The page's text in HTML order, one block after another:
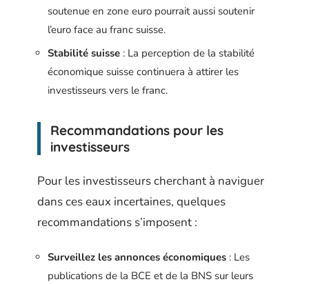
soutenue en zone euro pourrait aussi soutenir
l’euro face au franc suisse.
Stabilité suisse : La perception de la stabilité
économique suisse continuera à attirer les
investisseurs vers le franc.
Recommandations pour les
investisseurs
Pour les investisseurs cherchant à naviguer
dans ces eaux incertaines, quelques
recommandations s’imposent :
Surveillez les annonces économiques : Les
publications de la BCE et de la BNS sur leurs